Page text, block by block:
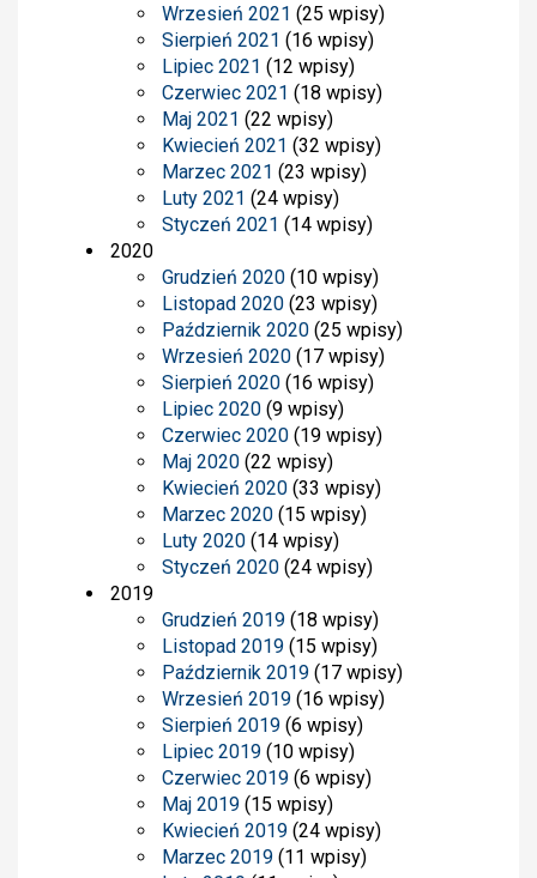
Wrzesień 2021 (25 wpisy)
Sierpień 2021 (16 wpisy)
Lipiec 2021 (12 wpisy)
Czerwiec 2021 (18 wpisy)
Maj 2021 (22 wpisy)
Kwiecień 2021 (32 wpisy)
Marzec 2021 (23 wpisy)
Luty 2021 (24 wpisy)
Styczeń 2021 (14 wpisy)
2020
Grudzień 2020 (10 wpisy)
Listopad 2020 (23 wpisy)
Październik 2020 (25 wpisy)
Wrzesień 2020 (17 wpisy)
Sierpień 2020 (16 wpisy)
Lipiec 2020 (9 wpisy)
Czerwiec 2020 (19 wpisy)
Maj 2020 (22 wpisy)
Kwiecień 2020 (33 wpisy)
Marzec 2020 (15 wpisy)
Luty 2020 (14 wpisy)
Styczeń 2020 (24 wpisy)
2019
Grudzień 2019 (18 wpisy)
Listopad 2019 (15 wpisy)
Październik 2019 (17 wpisy)
Wrzesień 2019 (16 wpisy)
Sierpień 2019 (6 wpisy)
Lipiec 2019 (10 wpisy)
Czerwiec 2019 (6 wpisy)
Maj 2019 (15 wpisy)
Kwiecień 2019 (24 wpisy)
Marzec 2019 (11 wpisy)